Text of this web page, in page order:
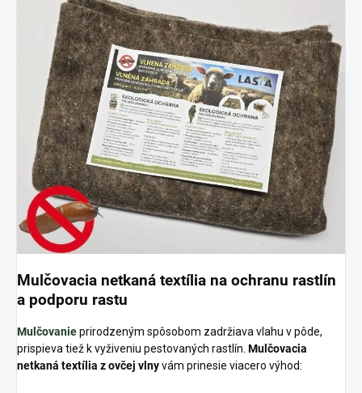
Mulčovacia netkaná textília na ochranu rastlín
a podporu rastu
Mulčovanieprirodzeným spôsobom zadržiava vlahu v pôde,
prispieva tiež k vyživeniu pestovaných rastlín. Mulčovacia
netkaná textília z ovčej vlnyvám prinesie viacero výhod: